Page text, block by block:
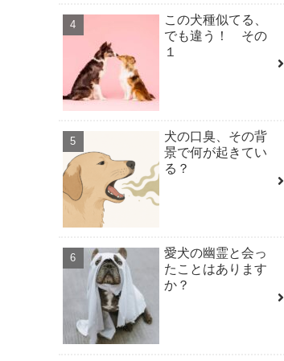
この犬種似てる、
でも違う！ その
１
犬の口臭、その背
景で何が起きてい
る？
愛犬の幽霊と会っ
たことはあります
か？